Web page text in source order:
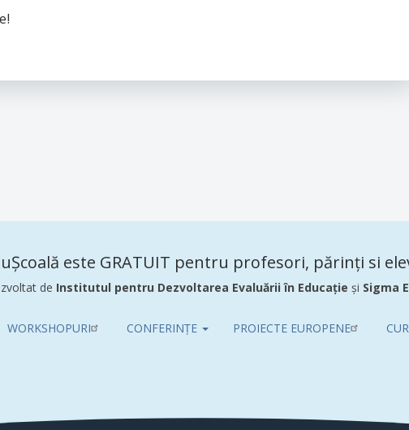
este GRATUIT pentru profesori, părinți si
de Institutul pentru Dezvoltarea Evaluării în Educație și Sigma
WORKSHOPURI CONFERINȚE PROIECTE EUROPENE